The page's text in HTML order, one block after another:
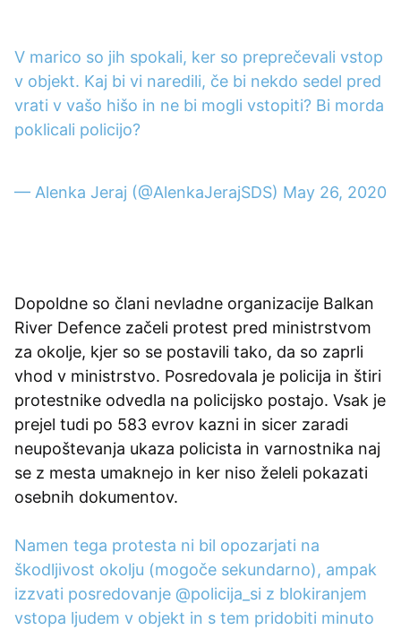
V marico so jih spokali, ker so preprečevali vstop
v objekt. Kaj bi vi naredili, če bi nekdo sedel pred
vrati v vašo hišo in ne bi mogli vstopiti? Bi morda
poklicali policijo?
— Alenka Jeraj (@AlenkaJerajSDS) May 26, 2020
Dopoldne so člani nevladne organizacije Balkan
River Defence začeli protest pred ministrstvom
za okolje, kjer so se postavili tako, da so zaprli
vhod v ministrstvo. Posredovala je policija in štiri
protestnike odvedla na policijsko postajo. Vsak je
prejel tudi po 583 evrov kazni in sicer zaradi
neupoštevanja ukaza policista in varnostnika naj
se z mesta umaknejo in ker niso želeli pokazati
osebnih dokumentov.
Namen tega protesta ni bil opozarjati na
škodljivost okolju (mogoče sekundarno), ampak
izzvati posredovanje @policija_si z blokiranjem
vstopa ljudem v objekt in s tem pridobiti minuto